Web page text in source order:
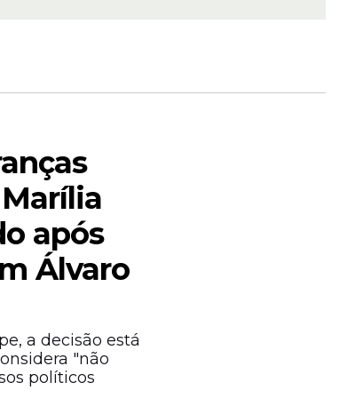
após
Álvaro
a decisão está
"não
políticos